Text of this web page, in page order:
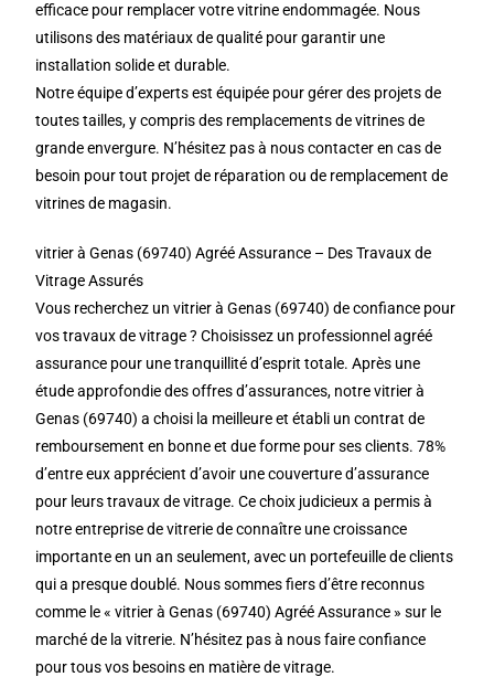
efficace pour remplacer votre vitrine endommagée. Nous
utilisons des matériaux de qualité pour garantir une
installation solide et durable.
Notre équipe d’experts est équipée pour gérer des projets de
toutes tailles, y compris des remplacements de vitrines de
grande envergure. N’hésitez pas à nous contacter en cas de
besoin pour tout projet de réparation ou de remplacement de
vitrines de magasin.
vitrier à Genas (69740) Agréé Assurance – Des Travaux de
Vitrage Assurés
Vous recherchez un vitrier à Genas (69740) de confiance pour
vos travaux de vitrage ? Choisissez un professionnel agréé
assurance pour une tranquillité d’esprit totale. Après une
étude approfondie des offres d’assurances, notre vitrier à
Genas (69740) a choisi la meilleure et établi un contrat de
remboursement en bonne et due forme pour ses clients. 78%
d’entre eux apprécient d’avoir une couverture d’assurance
pour leurs travaux de vitrage. Ce choix judicieux a permis à
notre entreprise de vitrerie de connaître une croissance
importante en un an seulement, avec un portefeuille de clients
qui a presque doublé. Nous sommes fiers d’être reconnus
comme le « vitrier à Genas (69740) Agréé Assurance » sur le
marché de la vitrerie. N’hésitez pas à nous faire confiance
pour tous vos besoins en matière de vitrage.